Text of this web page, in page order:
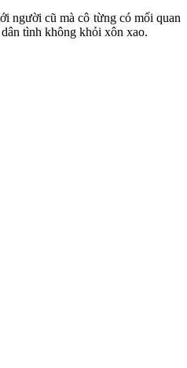
người cũ mà cô từng có mối quan
tình không khỏi xôn xao.